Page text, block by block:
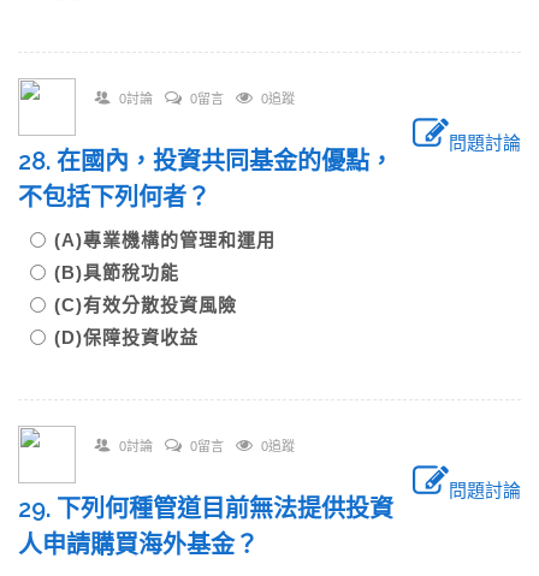
0討論 0留言 0追蹤
問題討論
28. 在國內，投資共同基金的優點，
不包括下列何者？
(A)專業機構的管理和運用
(B)具節稅功能
(C)有效分散投資風險
(D)保障投資收益
0討論 0留言 0追蹤
問題討論
29. 下列何種管道目前無法提供投資
人申請購買海外基金？